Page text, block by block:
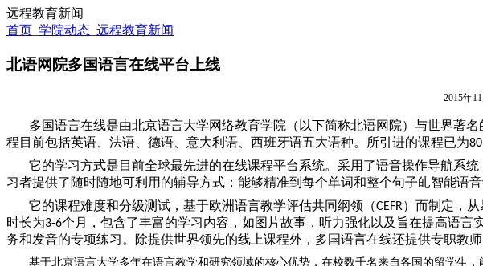
远程教育新闻
首页 学院动态 远程教育新闻
北语网院多国语言在线平台上线
2015年
多国语言在线是由北京语言大学网络教育学院（以下简称北语网院）与世界著
程目前包括英语、法语、德语、意大利语、西班牙语五大语种。所引进的课程已为80
它的学习方式是目前全球最先进的在线课程平台系统。采用了语音操作导航系
习者提供了随时随地可利用的辅导方式；能够精准到每个单词和整个句子癿智能语
它的课程难度和分级测试，基于欧洲语言教学评估共同纲领（CEFR）而制定，
时长为3-6个月，包含了丰富的学习内容，如图片故事，听力强化以及旨在提高语言
务和发音的专项练习。除提供世界领先的线上课程外，多国语言在线还提供专职教师
基于北京语言大学多年在语言教学和研究领域的核心优势，在校数千名来自各国的留学生